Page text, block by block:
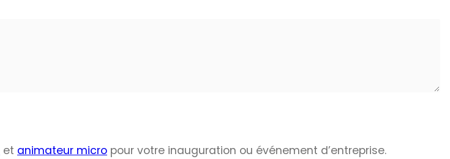
et animateur micro pour votre inauguration ou événement d’entreprise.